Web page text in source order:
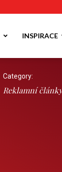
INSPIRACE
Category:
Reklamní články